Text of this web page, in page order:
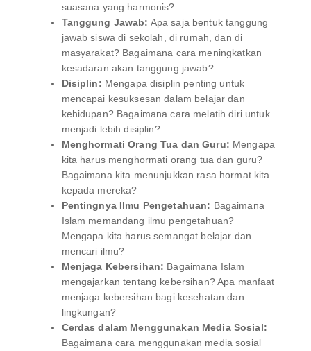
suasana yang harmonis?
Tanggung Jawab: Apa saja bentuk tanggung
jawab siswa di sekolah, di rumah, dan di
masyarakat? Bagaimana cara meningkatkan
kesadaran akan tanggung jawab?
Disiplin: Mengapa disiplin penting untuk
mencapai kesuksesan dalam belajar dan
kehidupan? Bagaimana cara melatih diri untuk
menjadi lebih disiplin?
Menghormati Orang Tua dan Guru: Mengapa
kita harus menghormati orang tua dan guru?
Bagaimana kita menunjukkan rasa hormat kita
kepada mereka?
Pentingnya Ilmu Pengetahuan: Bagaimana
Islam memandang ilmu pengetahuan?
Mengapa kita harus semangat belajar dan
mencari ilmu?
Menjaga Kebersihan: Bagaimana Islam
mengajarkan tentang kebersihan? Apa manfaat
menjaga kebersihan bagi kesehatan dan
lingkungan?
Cerdas dalam Menggunakan Media Sosial:
Bagaimana cara menggunakan media sosial